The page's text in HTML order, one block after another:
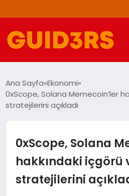
YAŞAM
SAĞLIK
Ana Sayfa Ekonomi
0xScope, Solana Memecoin’ler
stratejilerini açıkladı
0xScope, Solana
hakkındaki içgörü
stratejilerini